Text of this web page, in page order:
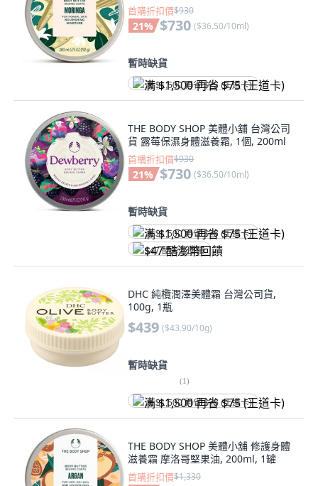
首購折扣價$930
21% $730 ($36.50/10ml)
暫時缺貨
满 $1,500 再省 $75 (王道卡)
THE BODY SHOP 美體小舖 台灣公司
貨 露莓保濕身體滋養霜, 1個, 200ml
首購折扣價$930
21% $730 ($36.50/10ml)
暫時缺貨
满 $1,500 再省 $75 (王道卡)
$47 酷澎幣回饋
DHC 純欖潤澤美體霜 台灣公司貨,
100g, 1瓶
$439 ($43.90/10g)
暫時缺貨
(1)
满 $1,500 再省 $75 (王道卡)
THE BODY SHOP 美體小舖 修護身體
滋養霜 摩洛哥堅果油, 200ml, 1罐
首購折扣價$1,330